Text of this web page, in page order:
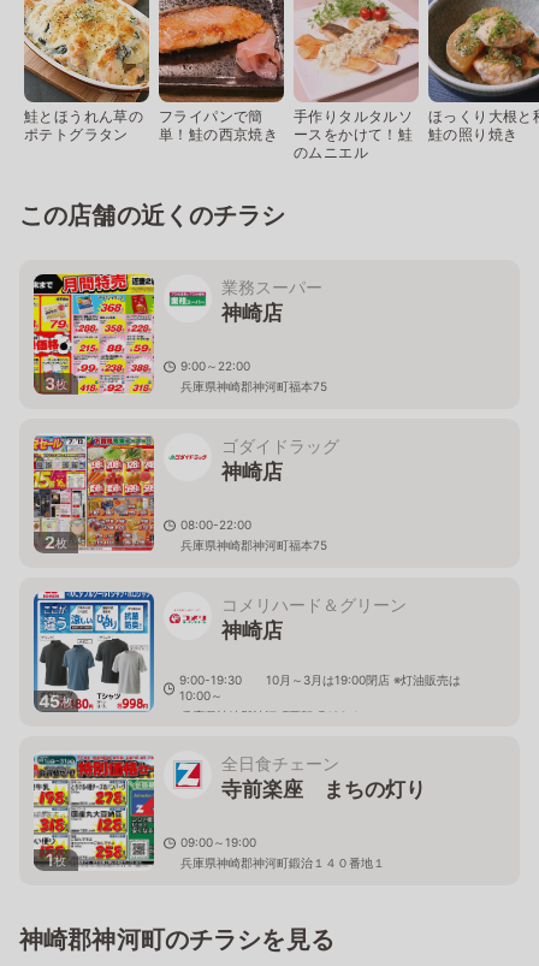
鮭とほうれん草の
ポテトグラタン
フライパンで簡
単！鮭の西京焼き
手作りタルタルソ
ースをかけて！鮭
のムニエル
ほっくり大根と
鮭の照り焼き
この店舗の近くのチラシ
3枚
業務スーパー
神崎店
9:00～22:00
兵庫県神崎郡神河町福本75
2枚
ゴダイドラッグ
神崎店
08:00-22:00
兵庫県神崎郡神河町福本75
45枚
コメリハード＆グリーン
神崎店
9:00-19:30 10月～3月は19:00閉店 ※灯油販売は
10:00～
兵庫県神崎郡神河町粟賀町436-1
1枚
全日食チェーン
寺前楽座 まちの灯り
09:00～19:00
兵庫県神崎郡神河町鍛治１４０番地１
神崎郡神河町のチラシを見る